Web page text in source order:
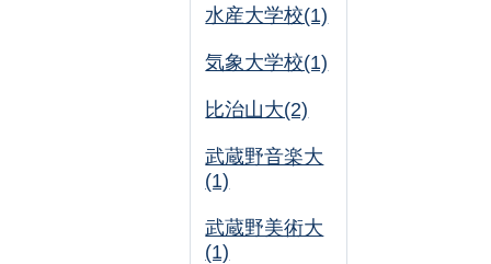
水産大学校(1)
気象大学校(1)
比治山大(2)
武蔵野音楽大
(1)
武蔵野美術大
(1)